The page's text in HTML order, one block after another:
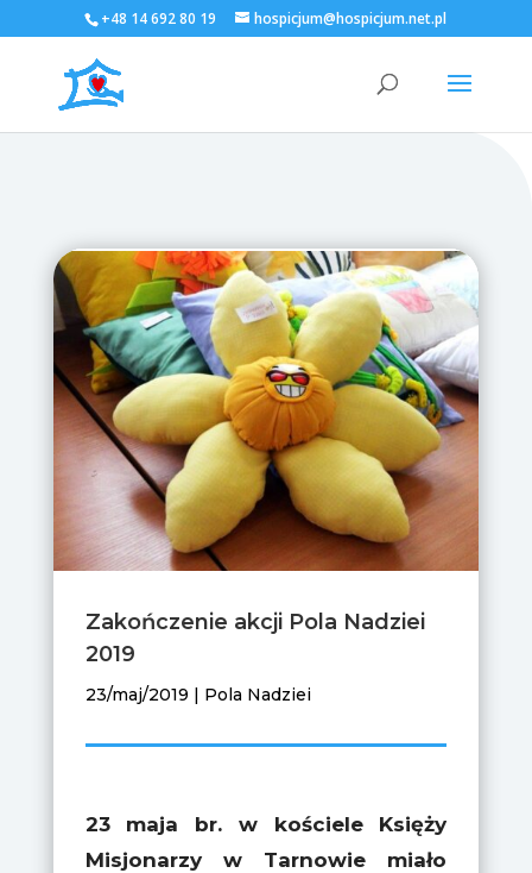
+48 14 692 80 19 hospicjum@hospicjum.net.pl
Zakończenie akcji Pola Nadziei
2019
23/maj/2019 | Pola Nadziei
23 maja br. w kościele Księży
Misjonarzy w Tarnowie miało